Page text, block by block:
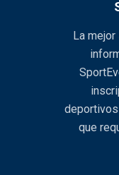
La
que